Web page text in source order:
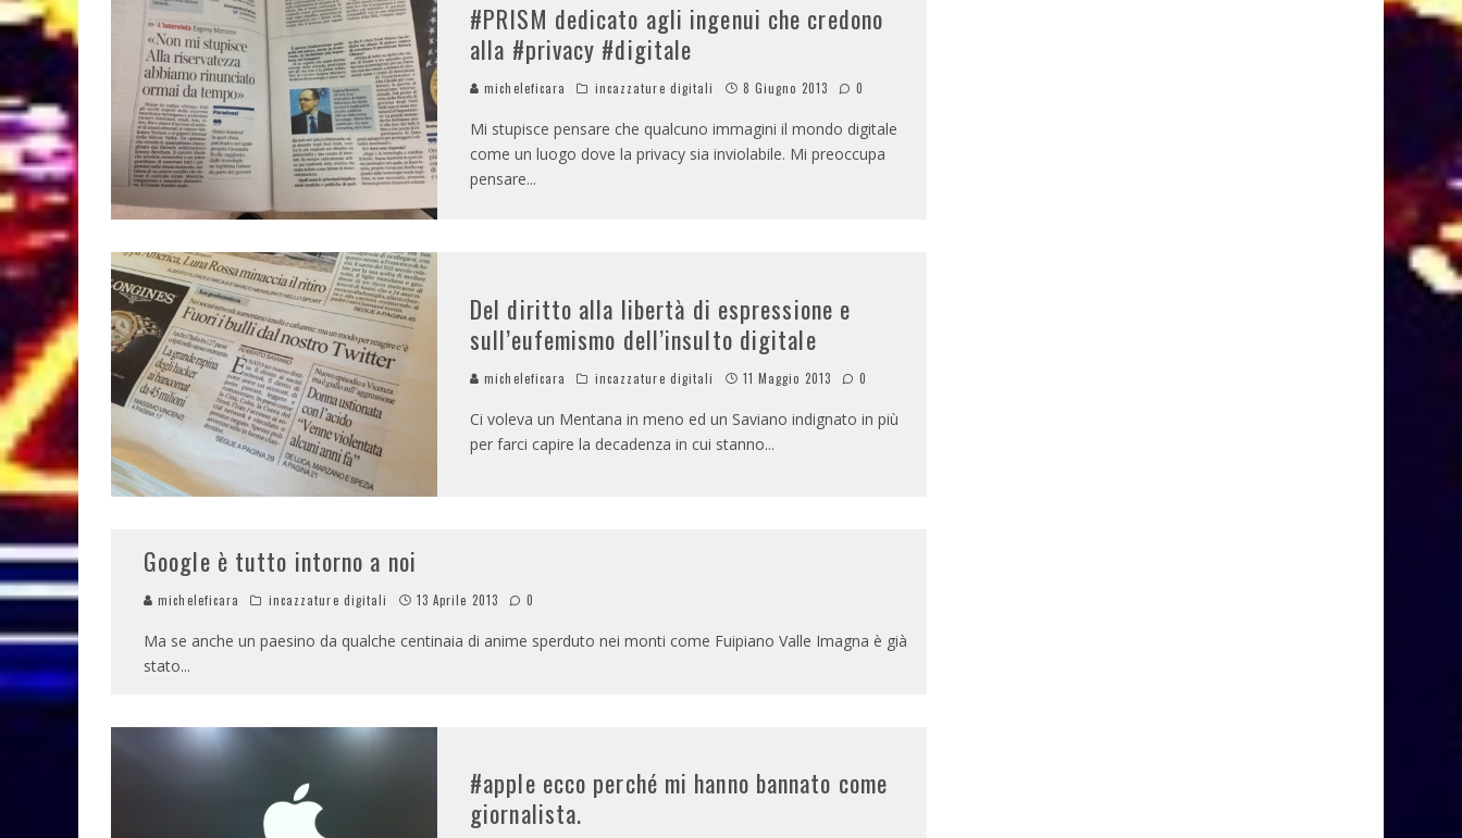
#PRISM dedicato agli ingenui che credono
alla #privacy #digitale
micheleficara incazzature digitali 8 Giugno 2013 0
Mi stupisce pensare che qualcuno immagini il mondo digitale
come un luogo dove la privacy sia inviolabile. Mi preoccupa
pensare...
Del diritto alla libertà di espressione e
sull’eufemismo dell’insulto digitale
micheleficara incazzature digitali 11 Maggio 2013 0
Ci voleva un Mentana in meno ed un Saviano indignato in più
per farci capire la decadenza in cui stanno...
Google è tutto intorno a noi
micheleficara incazzature digitali 13 Aprile 2013 0
Ma se anche un paesino da qualche centinaia di anime sperduto nei monti come Fuipiano Valle Imagna è già
stato...
#apple ecco perché mi hanno bannato come
giornalista.